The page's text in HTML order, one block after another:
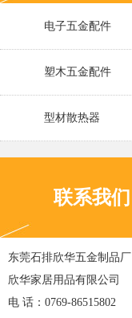
电子五金配件
塑木五金配件
型材散热器
联系我们
东莞石排欣华五金制品厂
欣华家居用品有限公司
电 话：0769-86515802